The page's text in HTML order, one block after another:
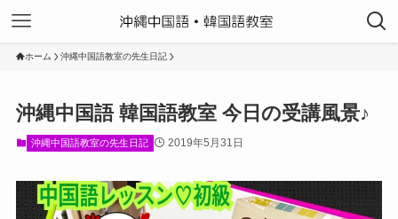
ホーム 沖縄中国語教室の先生日記
沖縄中国語 韓国語教室 今日の受講風景♪
沖縄中国語教室の先生日記 2019年5月31日